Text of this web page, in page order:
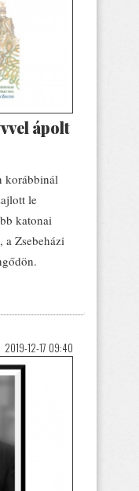
ápolt
korábbinál
le
katonai
a Zsebeházi
2019-12-17 09:40